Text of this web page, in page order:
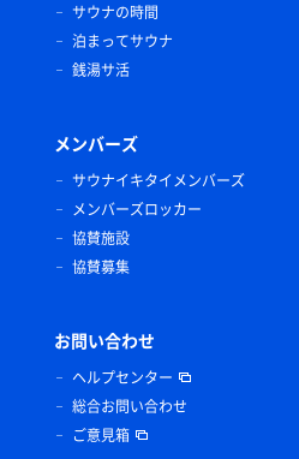
サウナの時間
泊まってサウナ
銭湯サ活
メンバーズ
サウナイキタイメンバーズ
メンバーズロッカー
協賛施設
協賛募集
お問い合わせ
ヘルプセンター
総合お問い合わせ
ご意見箱